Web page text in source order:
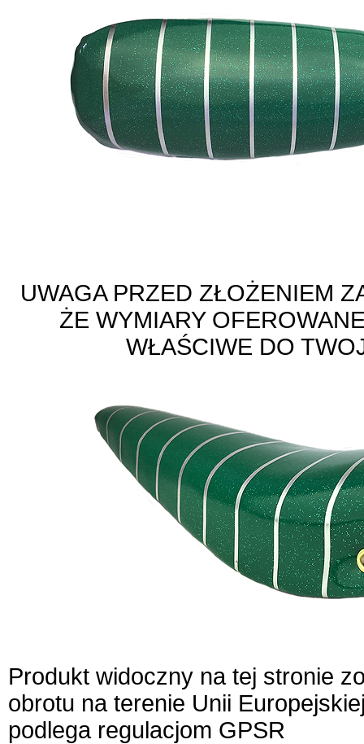
UWAGA PRZED ZŁOŻENIEM
ŻE WYMIARY
WŁAŚCIWE DO
Produkt widoczny na tej stronie
obrotu na terenie Unii
podlega regulacjom GPSR